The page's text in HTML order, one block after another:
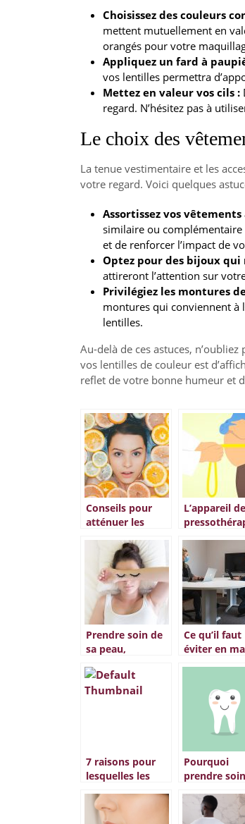
Choisissez des couleurs
mettent mutuellement en
orangés pour votre
Appliquez un fard à
vos lentilles permettra
Mettez en valeur vos cils :
regard. N’hésitez pas à
Le choix des
La tenue vestimentaire et les
votre regard. Voici quelques
Assortissez vos
similaire ou
et de renforcer l’impact de
Optez pour des bijoux
attireront l’attention sur
Privilégiez les montures
montures qui conviennent à
lentilles.
Au-delà de ces astuces,
vos lentilles de couleur est
reflet de votre bonne humeur et
Conseils pour
atténuer les
L’appareil de
efficace
éliminer la
graisse
Prendre soin de
sa peau,
?
Ce qu’il faut
éviter en
7 raisons pour
lesquelles les
boheme ne se
demoderont
Pourquoi
prendre